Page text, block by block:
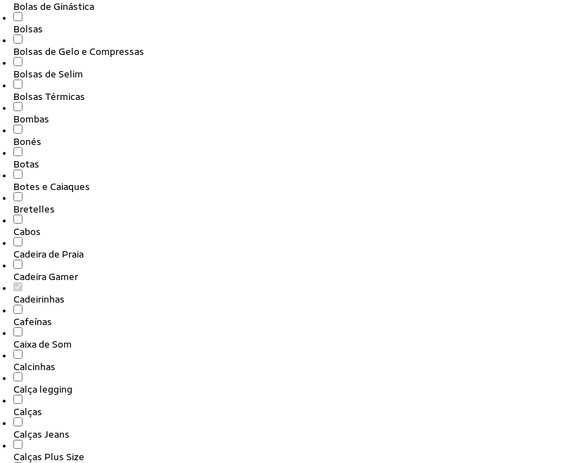
Bolas de Ginástica
Bolsas
Bolsas de Gelo e Compressas
Bolsas de Selim
Bolsas Térmicas
Bombas
Bonés
Botas
Botes e Caiaques
Bretelles
Cabos
Cadeira de Praia
Cadeira Gamer
Cadeirinhas
Cafeínas
Caixa de Som
Calcinhas
Calça legging
Calças
Calças Jeans
Calças Plus Size